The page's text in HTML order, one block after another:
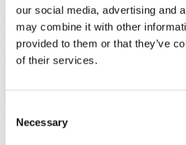
our social media, advertising and
may combine it with other
provided to them or that they’ve
of their services.
Selection
Necessary
Voir la clinique
De
4 600 €
Contacter la Clinique
(9.7)
Hôpitaux Ekol Izmir